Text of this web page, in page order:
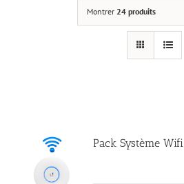
Montrer 24 produits
Pack Système Wifi